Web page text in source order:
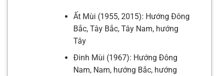
Ất Mùi (1955, 2015): Hướng Đông
Bắc, Tây Bắc, Tây Nam, hướng
Tây
Đinh Mùi (1967): Hướng Đông
Nam, Nam, hướng Bắc, hướng